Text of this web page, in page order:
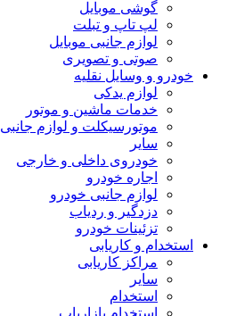
گوشی موبایل
لپ تاپ و تبلت
لوازم جانبی موبایل
صوتی و تصویری
خودرو و وسایل نقلیه
لوازم یدکی
خدمات ماشین و موتور
موتورسیکلت و لوازم جانبی
سایر
خودروی داخلی و خارجی
اجاره خودرو
لوازم جانبی خودرو
دزدگیر و ردیاب
تزئینات خودرو
استخدام و کاریابی
مراکز کاریابی
سایر
استخدام